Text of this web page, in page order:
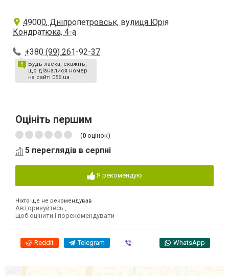
49000, Дніпропетровськ, вулиця Юрія
Кондратюка, 4-а
+380 (99) 261-92-37
Будь ласка, скажіть,
що дізналися номер
на сайті 056.ua
Оцініть першим
(0 оцінок)
5 переглядів в серпні
Я рекомендую
Ніхто ще не рекомендував
Авторизуйтесь
щоб оцінити і порекомендувати
Reddit Telegram WhatsApp